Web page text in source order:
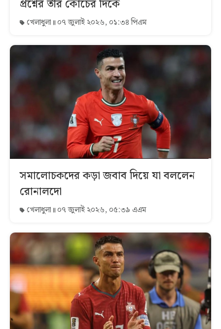
প্রশ্নের তীর কোচের দিকে
খেলাধুলা ০৭ জুলাই ২০২৬, ০১:৩৪ পিএম
সমালোচকদের কড়া জবাব দিয়ে যা বললেন
রোনালদো
খেলাধুলা ০৭ জুলাই ২০২৬, ০৫:৩৯ এএম